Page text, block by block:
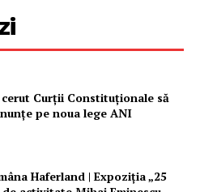
cerut Curții Constituționale să
pe noua lege ANI
Haferland | Expoziţia „25